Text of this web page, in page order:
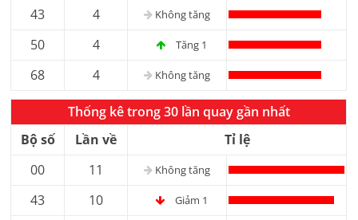
43 4 Không tăng
50 4 Tăng 1
68 4 Không tăng
Thống kê trong 30 lần quay gần nhất
Bộ số
Lần về
Tỉ lệ
00
11 Không tăng
43 10 Giảm 1